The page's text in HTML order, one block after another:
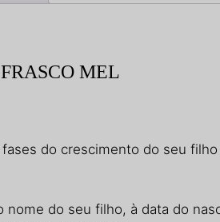
MEL
do crescimento do seu
do seu filho, à data do